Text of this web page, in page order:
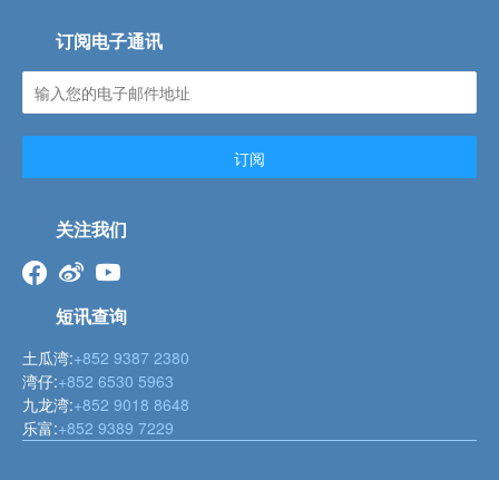
订阅电子通讯
订阅
关注我们
短讯查询
土瓜湾:+852 9387 2380
湾仔:+852 6530 5963
九龙湾:+852 9018 8648
乐富:+852 9389 7229